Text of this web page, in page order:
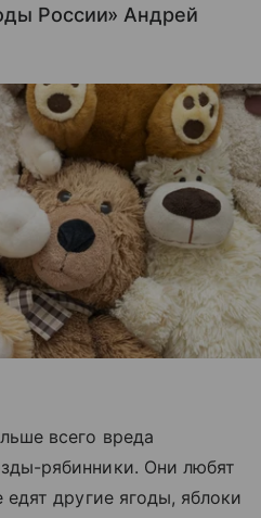
России» Андрей
всего вреда
рябинники. Они любят
другие ягоды, яблоки